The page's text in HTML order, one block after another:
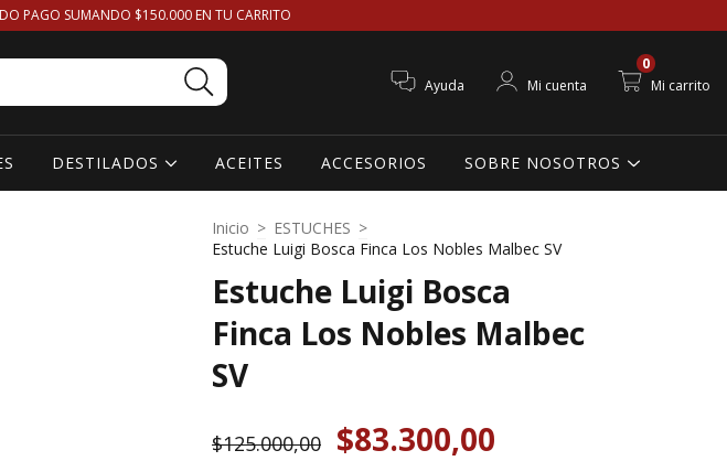
PAGO SUMANDO $150.000 EN TU CARRITO
Ayuda Mi cuenta Mi carrito
0
DESTILADOS ACEITES ACCESORIOS SOBRE NOSOTROS
Inicio > ESTUCHES >
Estuche Luigi Bosca Finca Los Nobles Malbec SV
Estuche Luigi Bosca
Finca Los Nobles Malbec
SV
$125.000,00 $83.300,00